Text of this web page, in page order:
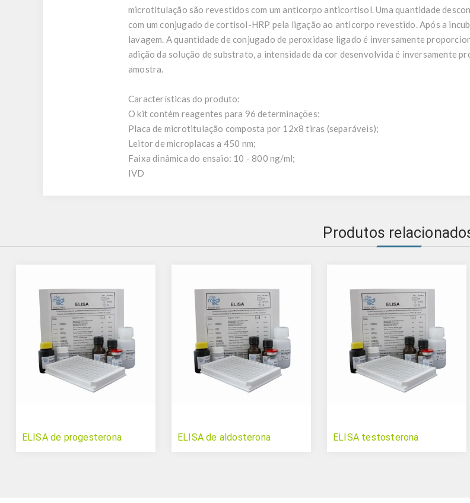
microtitulação são revestidos com um anticorpo anticortisol. Uma quantidade
com um conjugado de cortisol-HRP pela ligação ao anticorpo revestido. Após a
lavagem. A quantidade de conjugado de peroxidase ligado é inversamente
adição da solução de substrato, a intensidade da cor desenvolvida é inversamente
amostra.
Características do produto:
O kit contém reagentes para 96 ​​determinações;
Placa de microtitulação composta por 12x8 tiras (separáveis);
Leitor de microplacas a 450 nm;
Faixa dinâmica do ensaio: 10 - 800 ng/ml;
IVD
Produtos
ELISA de progesterona ELISA de aldosterona ELISA testosterona